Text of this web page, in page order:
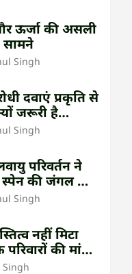
ऊर्जा की असली
Singh
दवाएं प्रकृति से
जरूरी है
बचाना
Singh
परिवर्तन ने
की जंगल की
Singh
नहीं मिटा
की मांग
नहीं
Singh